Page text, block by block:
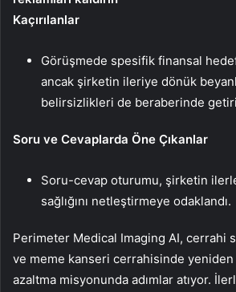
Kaçırılanlar
Görüşmede spesifik finansal
ancak şirketin ileriye dönük
belirsizlikleri de beraberinde
Soru ve Cevaplarda Öne Çıkanlar
Soru-cevap oturumu, şirketin
sağlığını netleştirmeye odaklandı.
Perimeter Medical Imaging AI, cerrahi
ve meme kanseri cerrahisinde yeniden
azaltma misyonunda adımlar atıyor.